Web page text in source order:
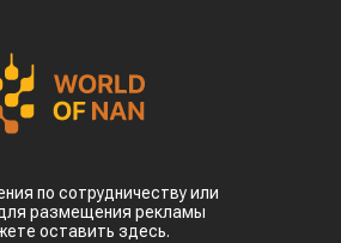
по сотрудничеству или
размещения рекламы
оставить здесь.